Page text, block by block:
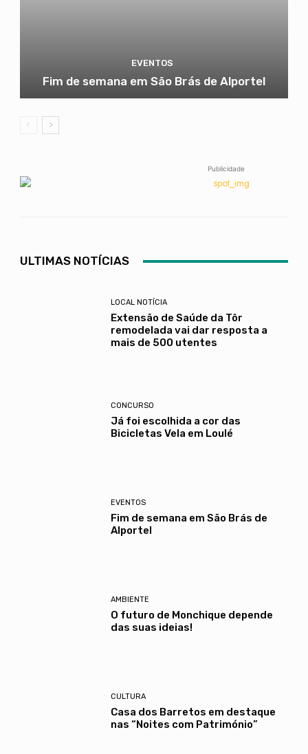
EVENTOS
Fim de semana em São Brás de Alportel
Publicidade
ULTIMAS NOTÍCIAS
LOCAL NOTÍCIA
Extensão de Saúde da Tôr
remodelada vai dar resposta a
mais de 500 utentes
CONCURSO
Já foi escolhida a cor das
Bicicletas Vela em Loulé
EVENTOS
Fim de semana em São Brás de
Alportel
AMBIENTE
O futuro de Monchique depende
das suas ideias!
CULTURA
Casa dos Barretos em destaque
nas “Noites com Património”